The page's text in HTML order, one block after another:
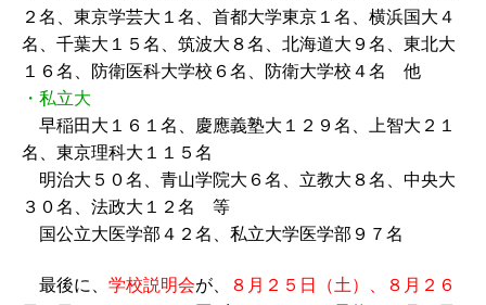
２名、東京学芸大１名、首都大学東京１名、横浜国大４
名、千葉大１５名、筑波大８名、北海道大９名、東北大
１６名、防衛医科大学校６名、防衛大学校４名 他
・私立大
早稲田大１６１名、慶應義塾大１２９名、上智大２１
名、東京理科大１１５名
明治大５０名、青山学院大６名、立教大８名、中央大
３０名、法政大１２名 等
国公立大医学部４２名、私立大学医学部９７名
最後に、 学校説明会が、
８月２５日（土）、８月２６